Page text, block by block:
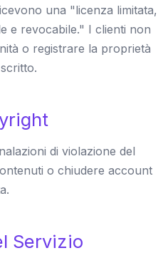
una "licenza limitata,
e revocabile." I clienti non
o registrare la proprietà
di violazione del
o chiudere account
Servizio